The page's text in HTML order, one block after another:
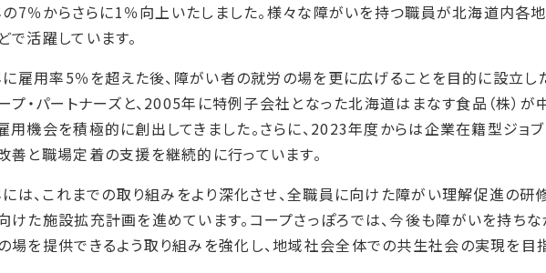
7％からさらに1％向上いたしました。様々な障がいを持つ職員が北海道内各地
で活躍しています。
雇用率5％を超えた後、障がい者の就労の場を更に広げることを目的に設立
ープ・パートナーズと、2005年に特例子会社となった北海道はまなす食品（株）
用機会を積極的に創出してきました。さらに、2023年度からは企業在籍型ジョ
善と職場定着の支援を継続的に行っています。
は、これまでの取り組みをより深化させ、全職員に向けた障がい理解促進の研
けた施設拡充計画を進めています。コープさっぽろでは、今後も障がいを持ち
場を提供できるよう取り組みを強化し、地域社会全体での共生社会の実現を目